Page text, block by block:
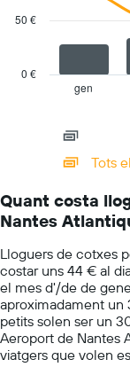
Y
el
econòmic
empreses
indicades
categories.
categories.
The
has
1
Y
axis
displaying
values.
Range:
gen
0 €
50 €
Tots
Quant costa
Nantes
Lloguers de cotxes
costar uns 44 € al
el mes d'/de de
aproximadament un
petits solen ser un
Aeroport de Nantes
viatgers que volen